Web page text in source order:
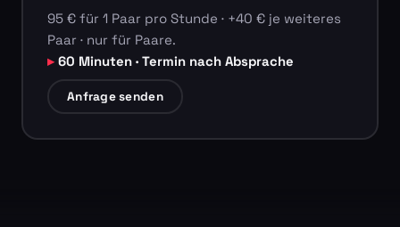
95 € für 1 Paar pro Stunde · +40 € je weiteres
Paar · nur für Paare.
60 Minuten · Termin nach Absprache
Anfrage senden